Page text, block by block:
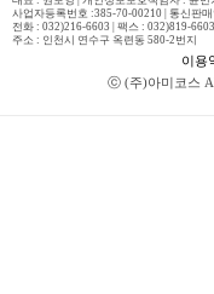
사업자등록번호 :385-70-00210 | 통신판
전화 : 032)216-6603 | 팩스 : 032)819-6603
주소 : 인천시 연수구 옥련동 580-2번지
이용
ⓒ (주)아미코스